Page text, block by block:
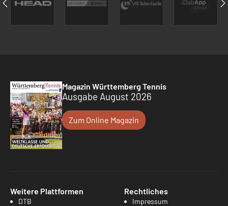
Magazin Württemberg Tennis
Ausgabe August 2026
Zum Online Magazin
Weitere Plattformen
DTB
Rechtliches
Impressum